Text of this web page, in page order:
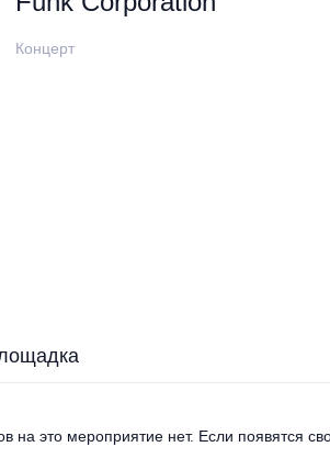
Концерт
на это мероприятие нет. Если появятся